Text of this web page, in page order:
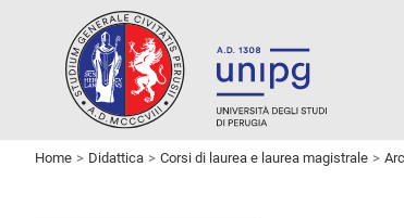
Home Didattica Corsi di laurea e laurea magistrale